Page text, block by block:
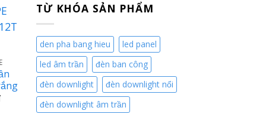
Giá
hiện
TỪ KHÓA SẢN PHẨM
den pha bang hieu
led panel
led âm trần
đèn ban công
đèn downlight
đèn downlight nổi
đèn downlight âm trần